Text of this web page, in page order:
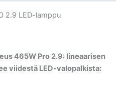
2.9 LED-lamppu
465W Pro 2.9: lineaarisen
viidestä LED-valopalkista: